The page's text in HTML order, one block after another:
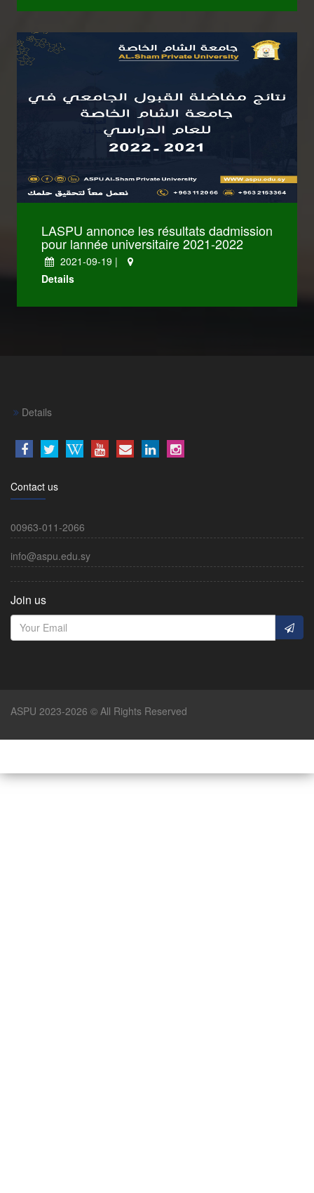
LASPU annonce les résultats dadmission
pour lannée universitaire 2021-2022
2021-09-19 |
Details
Details
Contact us
00963-011-2066
info@aspu.edu.sy
Join us
ASPU 2023-2026 © All Rights Reserved